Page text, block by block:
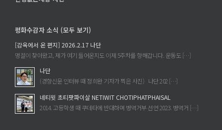
평화수감자 소식 (모두 보기)
[감옥에서 온 편지] 2026.2.17 나단
명절이 찾아왔고, 제가 여기 들어온지도 이제 5주차를 향해갑니다. 운동도 […]
나단
(경향신문 인터뷰 때 정희완 기자가 찍은 사진) 나단 202 […]
네티윗 초티팟파이살 NETIWIT CHOTIPHATPHAISAL
2014. 고등학생 때 쿠데타에 반대하며 병역거부 선언 2023. 병역거 […]